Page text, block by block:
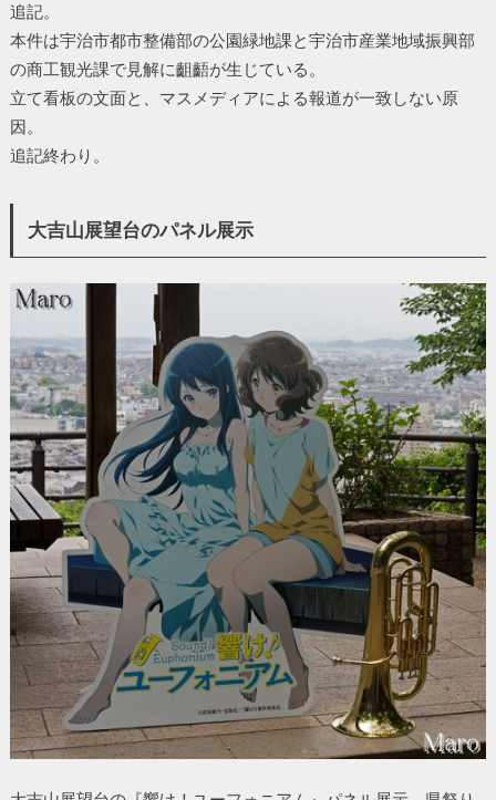
追記。
本件は宇治市都市整備部の公園緑地課と宇治市産業地域振興部
の商工観光課で見解に齟齬が生じている。
立て看板の文面と、マスメディアによる報道が一致しない原
因。
追記終わり。
大吉山展望台のパネル展示